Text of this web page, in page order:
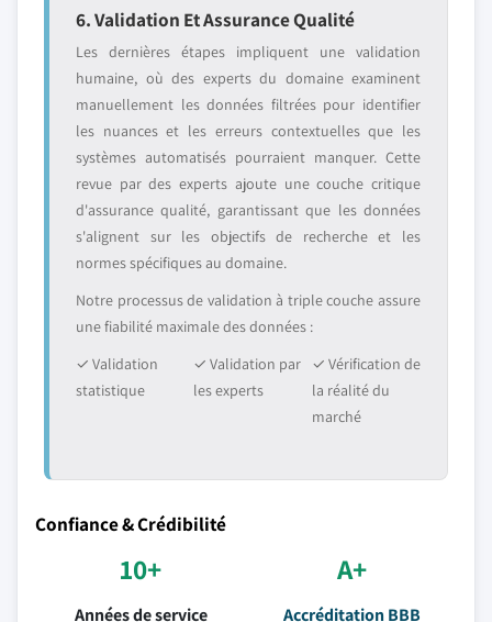
6. Validation Et Assurance Qualité
Les dernières étapes impliquent une validation
humaine, où des experts du domaine examinent
manuellement les données filtrées pour identifier
les nuances et les erreurs contextuelles que les
systèmes automatisés pourraient manquer. Cette
revue par des experts ajoute une couche critique
d'assurance qualité, garantissant que les données
s'alignent sur les objectifs de recherche et les
normes spécifiques au domaine.
Notre processus de validation à triple couche assure
une fiabilité maximale des données :
✓ Validation
statistique
✓ Validation par
les experts
✓ Vérification de
la réalité du
marché
Confiance & Crédibilité
10+
Années de service
A+
Accréditation BBB